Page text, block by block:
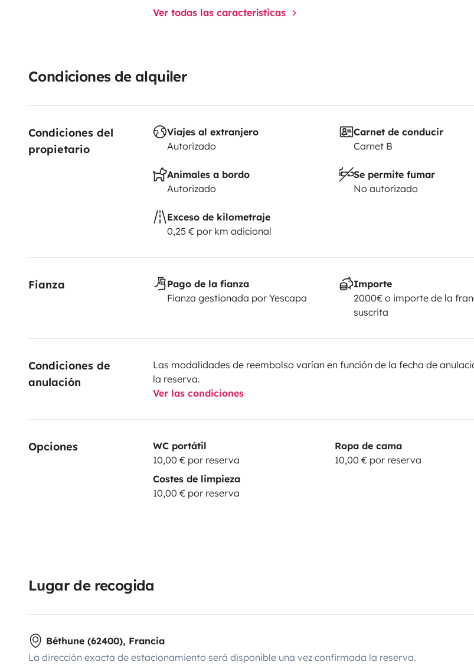
Ver todas las características
Condiciones de alquiler
Condiciones del
propietario
Viajes al extranjero
Autorizado
Carnet de conducir
Carnet B
Animales a bordo
Autorizado
Se permite fumar
No autorizado
Exceso de kilometraje
0,25 € por km adicional
Fianza
Pago de la fianza
Fianza gestionada por Yescapa
Importe
2000€ o importe de la
suscrita
Condiciones de
anulación
Las modalidades de reembolso varían en función de la fecha de
la reserva.
Ver las condiciones
Opciones
WC portátil
10,00 € por reserva
Ropa de cama
10,00 € por reserva
Costes de limpieza
10,00 € por reserva
Lugar de recogida
Béthune (62400), Francia
La dirección exacta de estacionamiento será disponible una vez confirmada la reserva.